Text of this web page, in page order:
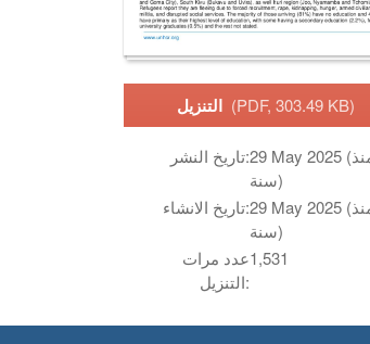
التنزيل (PDF, 303.49 KB)
تاريخ النشر:29 May 2025 (منذ
سنة)
تاريخ الانشاء:29 May 2025 (منذ
سنة)
عدد مرات
التنزيل:
1,531